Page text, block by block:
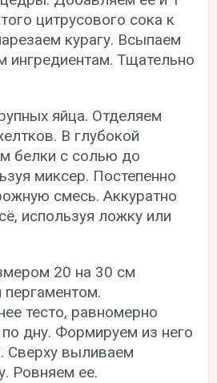
цитрусового сока к
курагу. Всыпаем
ингредиентам. Тщательно
яйца. Отделяем
В глубокой
белки с солью до
миксер. Постепенно
смесь. Аккуратно
используя ложку или
20 на 30 см
пергаментом.
тесто, равномерно
дну. Формируем из него
Сверху выливаем
Ровняем ее.